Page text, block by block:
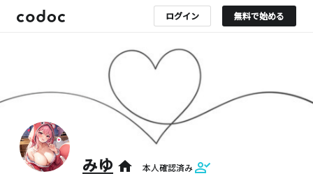
ログイン 無料で始める
みゆ home 本人確認済み